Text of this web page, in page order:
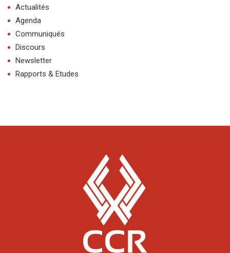
Actualités
Agenda
Communiqués
Discours
Newsletter
Rapports & Etudes